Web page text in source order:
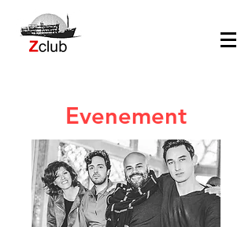
Evenement